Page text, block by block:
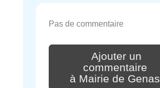
Pas de commentaire
Ajouter un
commentaire
à Mairie de Genas